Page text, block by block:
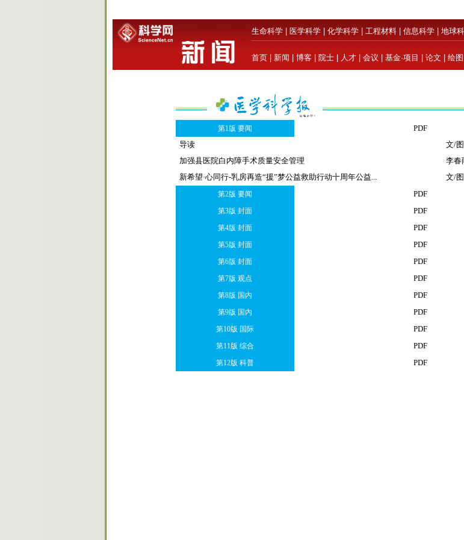
生命科学 医学科学 化学科学 工程材料 信息科学 地球
首页 新闻 博客 院士 人才 会议 基金·项目 论文 绘图
第1版 要闻
PDF
导读
文/图
加强县医院白内障手术质量安全管理
李春
新希望·心同行-乳房再造“援”梦公益救助行动十周年公益...
文/图
第2版 要闻 PDF
第3版 封面 PDF
第4版 封面 PDF
第5版 封面 PDF
第6版 封面 PDF
第7版 观点 PDF
第8版 国内 PDF
第9版 国内 PDF
第10版 国际 PDF
第11版 综合 PDF
第12版 科普 PDF